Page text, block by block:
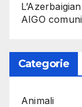
AIGO
Categorie
Animali